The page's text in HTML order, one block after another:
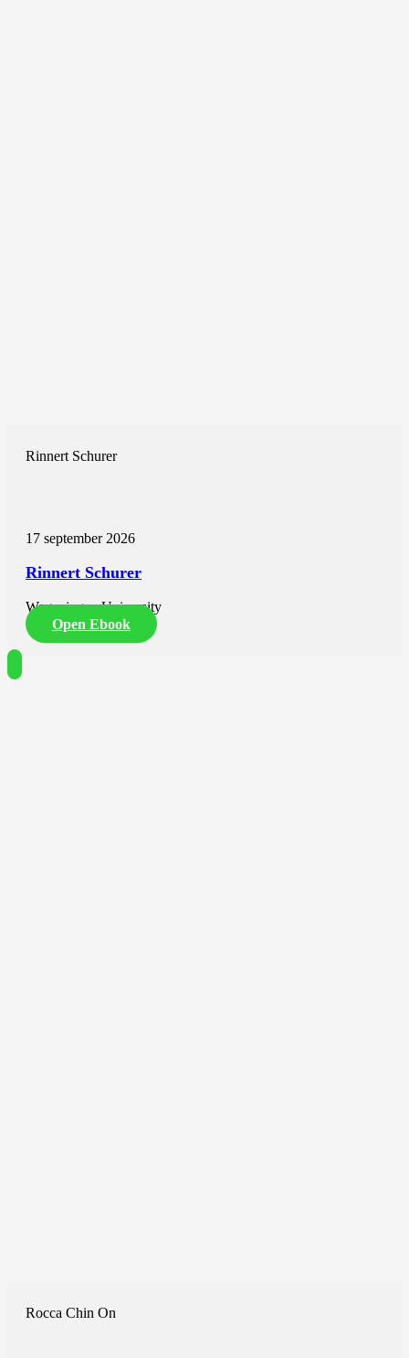
Rinnert Schurer
17 september 2026
Rinnert Schurer
Wageningen University
Open Ebook
Rocca Chin On